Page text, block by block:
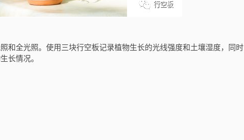
和全光照。使用三块行空板记录植物生长的光线强度和土壤湿度，同时
长情况。